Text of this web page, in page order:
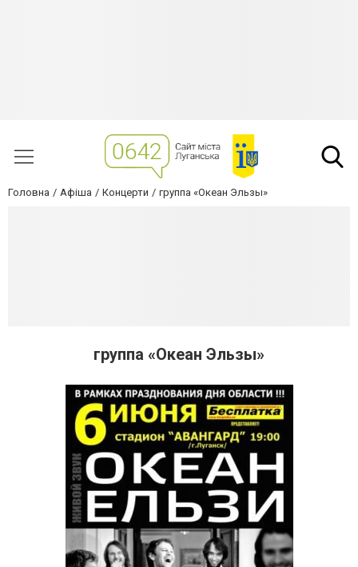
Головна Афіша Концерти группа «Океан Эльзы»
группа «Океан Эльзы»